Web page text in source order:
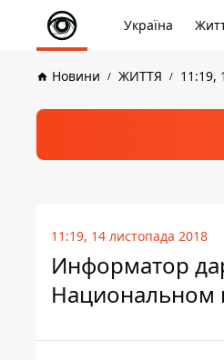
Україна
Новини ЖИТТЯ 11:19,
11:19, 14 листопада 2018
Информатор
Национальном